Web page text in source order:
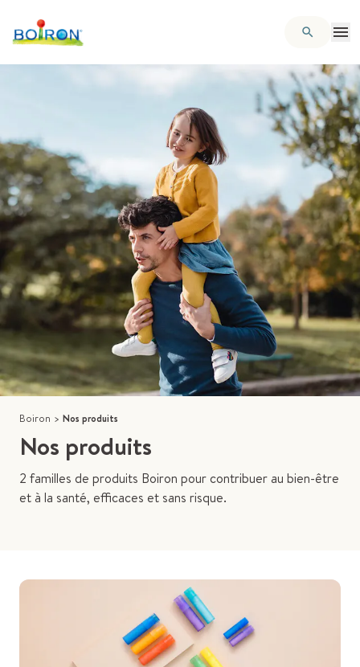
Boiron > Nos produits
Nos produits
2 familles de produits Boiron pour contribuer au bien-être
et à la santé, efficaces et sans risque.